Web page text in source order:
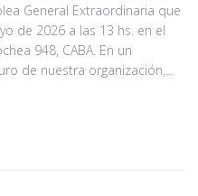
General Extraordinaria que
de 2026 a las 13 hs. en el
948, CABA. En un
de nuestra organización,...